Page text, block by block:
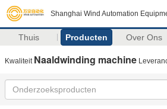
Shanghai Wind Automation
Thuis Producten Over Ons
Kwaliteit Naaldwinding machine